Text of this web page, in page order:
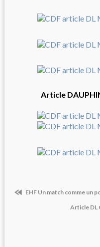
Article
EHF Un match comme un
Article DL